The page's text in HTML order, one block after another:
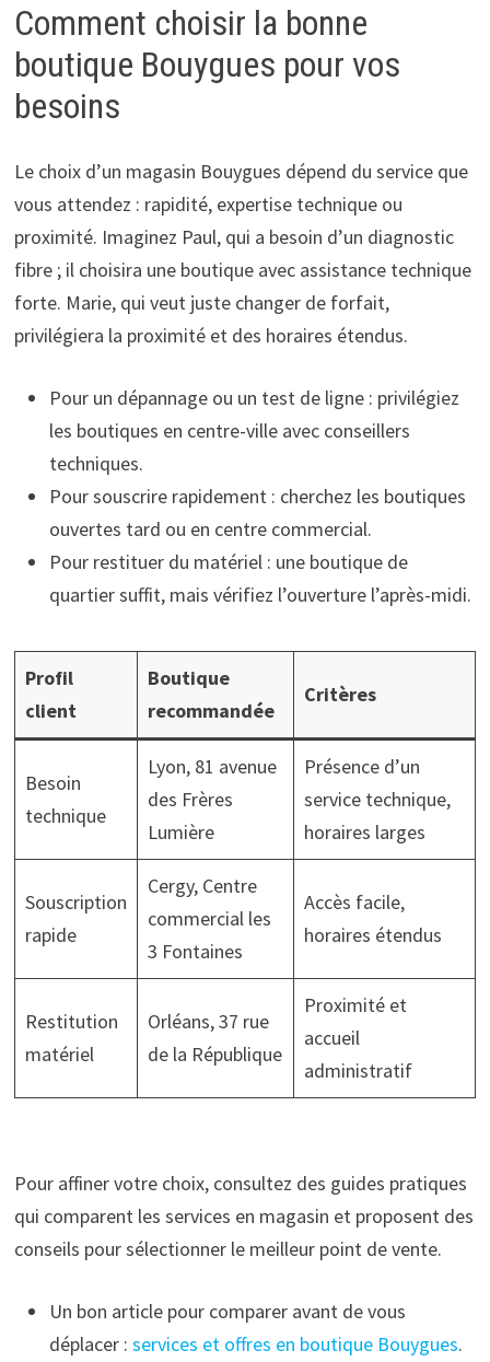
Comment choisir la bonne
boutique Bouygues pour vos
besoins
Le choix d’un magasin Bouygues dépend du service que
vous attendez : rapidité, expertise technique ou
proximité. Imaginez Paul, qui a besoin d’un diagnostic
fibre ; il choisira une boutique avec assistance technique
forte. Marie, qui veut juste changer de forfait,
privilégiera la proximité et des horaires étendus.
Pour un dépannage ou un test de ligne : privilégiez
les boutiques en centre-ville avec conseillers
techniques.
Pour souscrire rapidement : cherchez les boutiques
ouvertes tard ou en centre commercial.
Pour restituer du matériel : une boutique de
quartier suffit, mais vérifiez l’ouverture l’après-midi.
Profil
client
Boutique
recommandée
Critères
Besoin
technique
Lyon, 81 avenue
des Frères
Lumière
Présence d’un
service technique,
horaires larges
Souscription
rapide
Cergy, Centre
commercial les
3 Fontaines
Accès facile,
horaires étendus
Restitution
matériel
Orléans, 37 rue
de la République
Proximité et
accueil
administratif
Pour affiner votre choix, consultez des guides pratiques
qui comparent les services en magasin et proposent des
conseils pour sélectionner le meilleur point de vente.
Un bon article pour comparer avant de vous
déplacer : services et offres en boutique Bouygues.